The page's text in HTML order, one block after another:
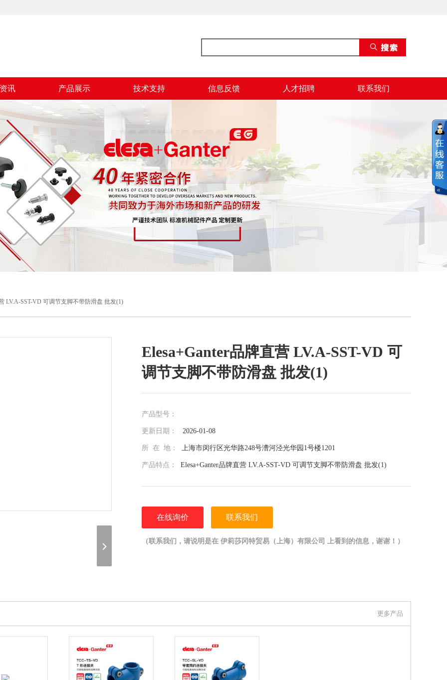
讯 产品展示 技术支持 信息反馈 人才招聘 联系我们
LV.A-SST-VD 可调节支脚不带防滑盘 批发(1)
Elesa+Ganter品牌直营 LV.A-SST-VD 可
调节支脚不带防滑盘 批发(1)
产品型号：
更新日期： 2026-01-08
所 在 地： 上海市闵行区光华路248号漕河泾光华园1号楼1201
产品特点： Elesa+Ganter品牌直营 LV.A-SST-VD 可调节支脚不带防滑盘 批发(1)
在线询价 联系我们
（联系我们，请说明是在 伊莉莎冈特贸易（上海）有限公司 上看到的信息，谢谢！）
更多产品